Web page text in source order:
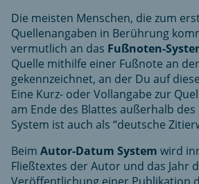
Die meisten Menschen, die zum
Quellenangaben in Berührung
vermutlich an das Fußnoten-
Quelle mithilfe einer Fußnote an
gekennzeichnet, an der Du auf
Eine Kurz- oder Vollangabe zur
am Ende des Blattes außerhalb des
System ist auch als “deutsche
Beim Autor-Datum System wird
Fließtextes der Autor und das Jahr